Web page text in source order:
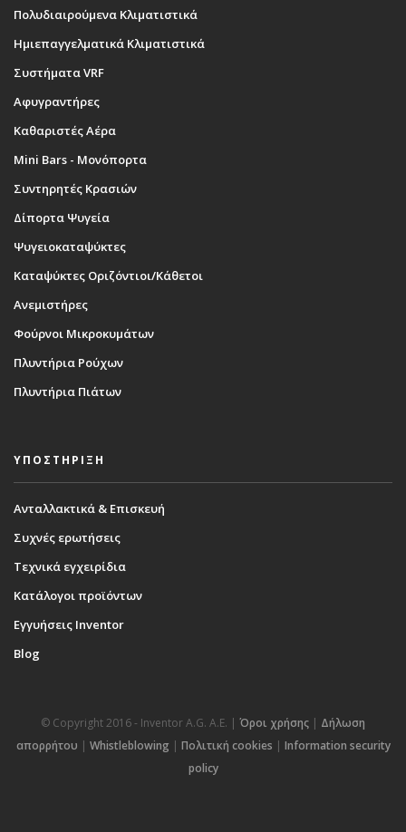
Πολυδιαιρούμενα Κλιματιστικά
Ημιεπαγγελματικά Κλιματιστικά
Συστήματα VRF
Αφυγραντήρες
Καθαριστές Αέρα
Mini Bars - Μονόπορτα
Συντηρητές Κρασιών
Δίπορτα Ψυγεία
Ψυγειοκαταψύκτες
Καταψύκτες Οριζόντιοι/Κάθετοι
Ανεμιστήρες
Φούρνοι Μικροκυμάτων
Πλυντήρια Ρούχων
Πλυντήρια Πιάτων
ΥΠΟΣΤΗΡΙΞΗ
Ανταλλακτικά & Επισκευή
Συχνές ερωτήσεις
Τεχνικά εγχειρίδια
Κατάλογοι προϊόντων
Εγγυήσεις Inventor
Blog
© Copyright 2016 - Inventor A.G. Α.Ε. | Όροι χρήσης | Δήλωση
απορρήτου | Whistleblowing | Πολιτική cookies | Information security
policy